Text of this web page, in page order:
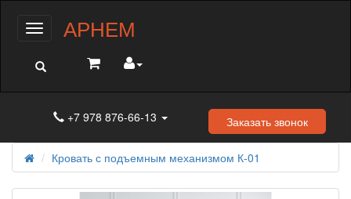
МенюАРНЕМ
+7 978 876-66-13 Заказать звонок
Кровать с подъемным механизмом К-01